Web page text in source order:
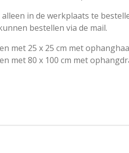
in de werkplaats te
bestellen via de mail.
met 25 x 25 cm met
met 80 x 100 cm met